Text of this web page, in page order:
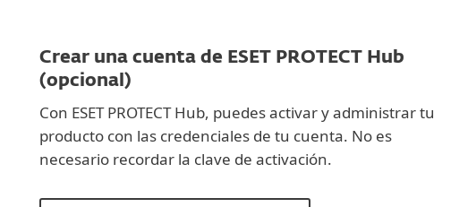
Crear una cuenta de ESET PROTECT Hub
(opcional)
Con ESET PROTECT Hub, puedes activar y administrar tu
producto con las credenciales de tu cuenta. No es
necesario recordar la clave de activación.